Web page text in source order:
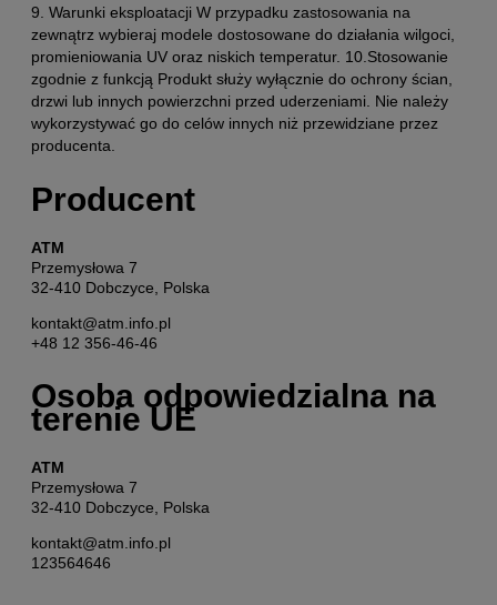
9. Warunki eksploatacji W przypadku zastosowania na
zewnątrz wybieraj modele dostosowane do działania wilgoci,
promieniowania UV oraz niskich temperatur. 10.Stosowanie
zgodnie z funkcją Produkt służy wyłącznie do ochrony ścian,
drzwi lub innych powierzchni przed uderzeniami. Nie należy
wykorzystywać go do celów innych niż przewidziane przez
producenta.
Producent
ATM
Przemysłowa 7
32-410 Dobczyce, Polska
kontakt@atm.info.pl
+48 12 356-46-46
Osoba odpowiedzialna na
terenie UE
ATM
Przemysłowa 7
32-410 Dobczyce, Polska
kontakt@atm.info.pl
123564646